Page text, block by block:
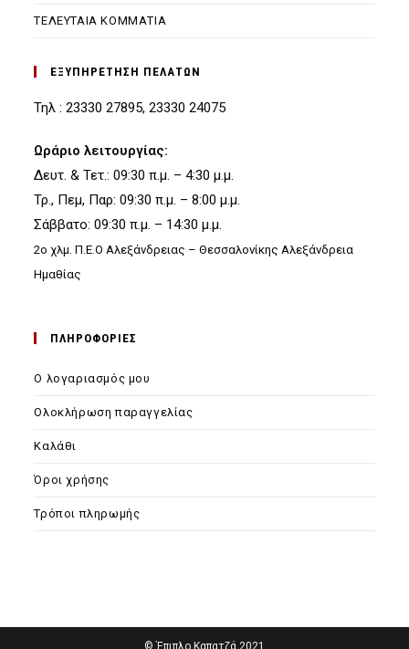
ΤΕΛΕΥΤΑΙΑ ΚΟΜΜΑΤΙΑ
ΕΞΥΠΗΡΕΤΗΣΗ ΠΕΛΑΤΩΝ
Τηλ : 23330 27895, 23330 24075
Ωράριο λειτουργίας:
Δευτ. & Τετ.: 09:30 π.μ. – 4:30 μ.μ.
Τρ., Πεμ, Παρ: 09:30 π.μ. – 8:00 μ.μ.
Σάββατο: 09:30 π.μ. – 14:30 μ.μ.
2ο χλμ. Π.Ε.Ο Αλεξάνδρειας – Θεσσαλονίκης Αλεξάνδρεια
Ημαθίας
ΠΛΗΡΟΦΟΡΙΕΣ
Ο λογαριασμός μου
Ολοκλήρωση παραγγελίας
Καλάθι
Όροι χρήσης
Τρόποι πληρωμής
© Έπιπλο Καπατζά 2021